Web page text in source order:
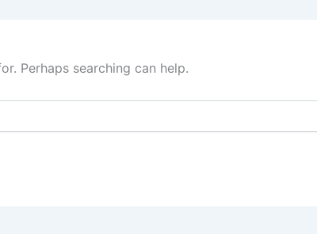
Perhaps searching can help.